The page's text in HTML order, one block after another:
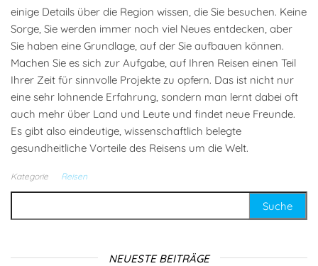
einige Details über die Region wissen, die Sie besuchen. Keine
Sorge, Sie werden immer noch viel Neues entdecken, aber
Sie haben eine Grundlage, auf der Sie aufbauen können.
Machen Sie es sich zur Aufgabe, auf Ihren Reisen einen Teil
Ihrer Zeit für sinnvolle Projekte zu opfern. Das ist nicht nur
eine sehr lohnende Erfahrung, sondern man lernt dabei oft
auch mehr über Land und Leute und findet neue Freunde.
Es gibt also eindeutige, wissenschaftlich belegte
gesundheitliche Vorteile des Reisens um die Welt.
Kategorie Reisen
NEUESTE BEITRÄGE